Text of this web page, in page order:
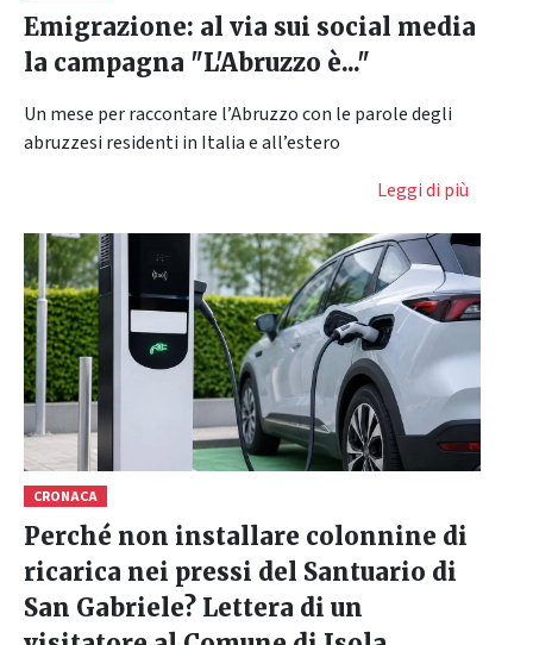
Emigrazione: al via sui social media
la campagna "L'Abruzzo è..."
Un mese per raccontare l’Abruzzo con le parole degli
abruzzesi residenti in Italia e all’estero
Leggi di più
CRONACA
Perché non installare colonnine di
ricarica nei pressi del Santuario di
San Gabriele? Lettera di un